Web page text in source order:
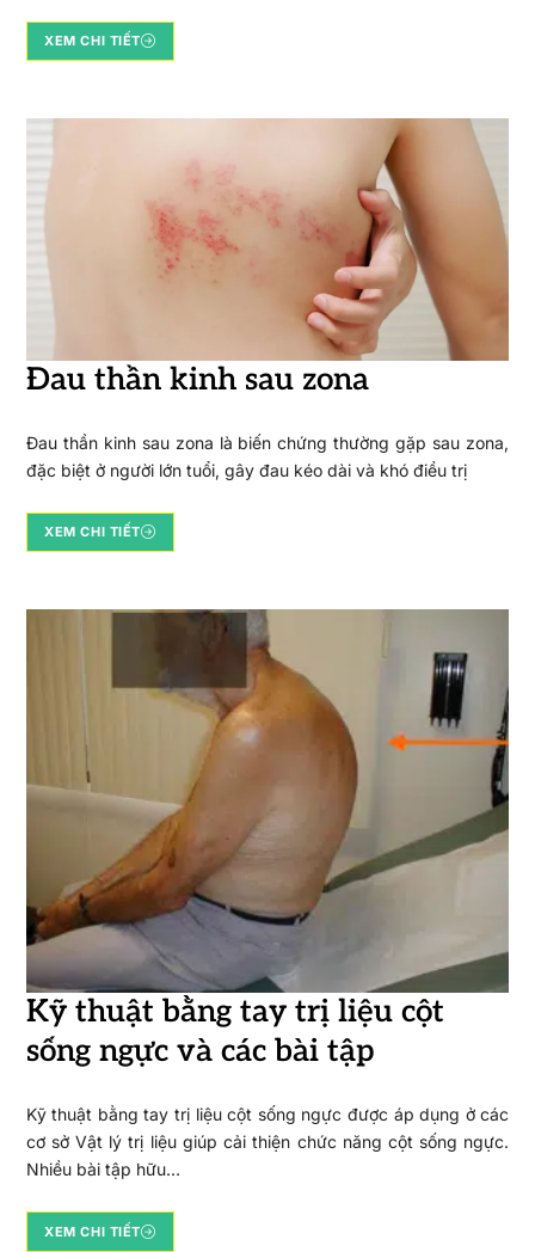
XEM CHI TIẾT
Đau thần kinh sau zona
Đau thần kinh sau zona là biến chứng thường gặp sau zona,
đặc biệt ở người lớn tuổi, gây đau kéo dài và khó điều trị
XEM CHI TIẾT
Kỹ thuật bằng tay trị liệu cột
sống ngực và các bài tập
Kỹ thuật bằng tay trị liệu cột sống ngực được áp dụng ở các
cơ sở Vật lý trị liệu giúp cải thiện chức năng cột sống ngực.
Nhiều bài tập hữu…
XEM CHI TIẾT